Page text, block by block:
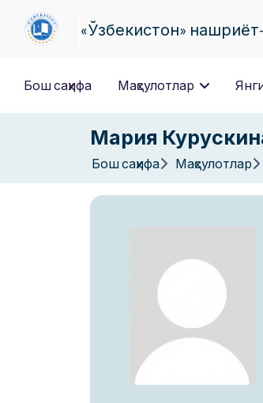
«Ўзбекистон»
Бош саҳифа Маҳсулотлар
Мария
Бош саҳифа Маҳсулотлар